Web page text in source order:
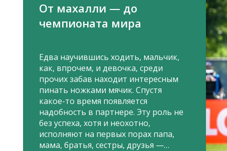
От махалли — до
чемпионата мира
Едва научившись ходить, мальчик,
как, впрочем, и девочка, среди
прочих забав находит интересным
пинать ножками мячик. Спустя
какое-то время появляется
надобность в партнере. Эту роль не
без успеха, хотя и неохотно,
исполняют на первых порах папа,
мама, братья, сестры, друзья —